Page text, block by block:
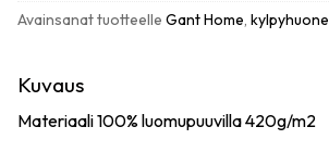
watermelon
Avainsanat tuotteelle Gant Home, kylpyhuone
Kuvaus
Materiaali 100% luomupuuvilla 420g/m2